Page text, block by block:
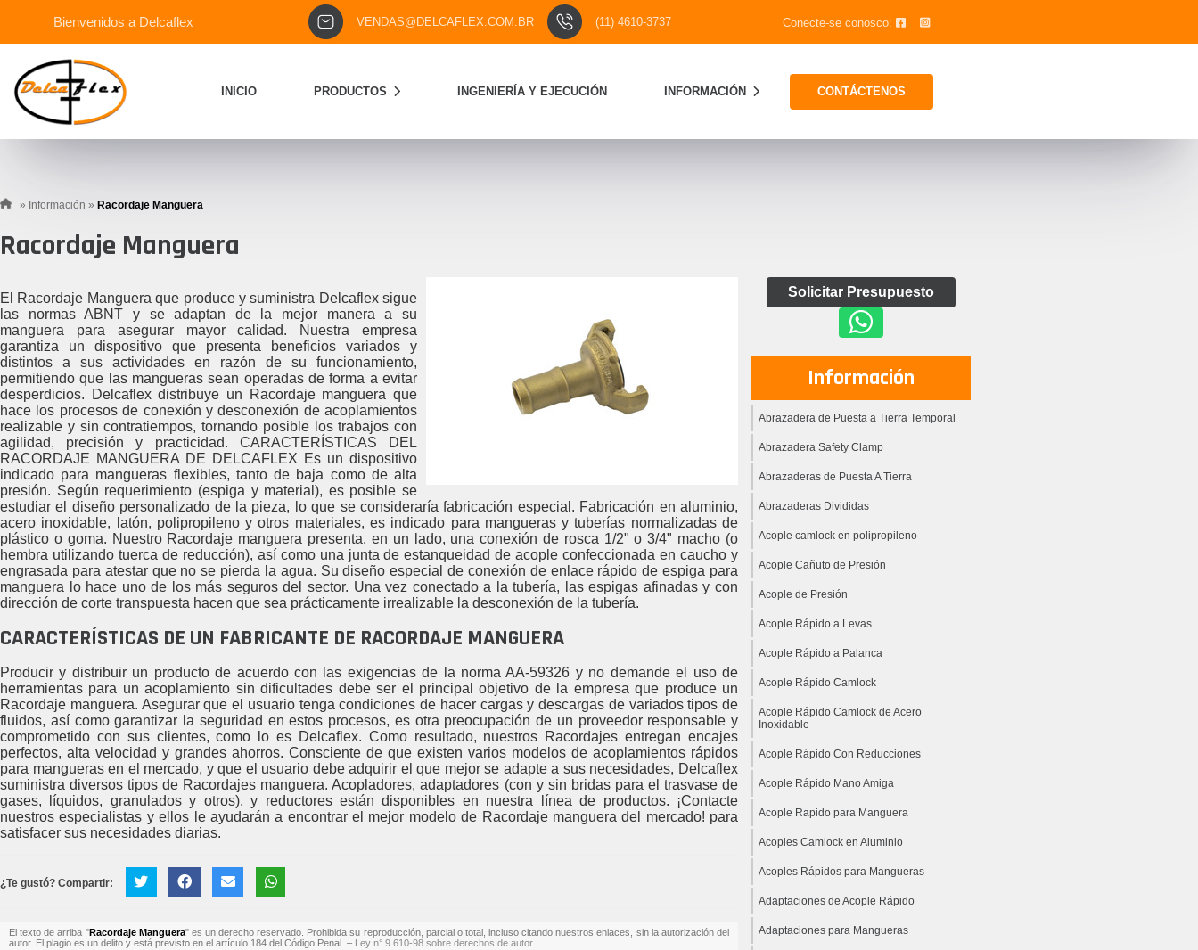
Bienvenidos a Delcaflex VENDAS@DELCAFLEX.COM.BR (11) 4610-3737 Conecte-se conosco:
INICIO PRODUCTOS INGENIERÍA Y EJECUCIÓN INFORMACIÓN CONTÁCTENOS
» Información » Racordaje Manguera
Racordaje Manguera
El Racordaje Manguera que produce y suministra Delcaflex sigue
las normas ABNT y se adaptan de la mejor manera a su
manguera para asegurar mayor calidad. Nuestra empresa
garantiza un dispositivo que presenta beneficios variados y
distintos a sus actividades en razón de su funcionamiento,
permitiendo que las mangueras sean operadas de forma a evitar
desperdicios. Delcaflex distribuye un Racordaje manguera que
hace los procesos de conexión y desconexión de acoplamientos
realizable y sin contratiempos, tornando posible los trabajos con
agilidad, precisión y practicidad. CARACTERÍSTICAS DEL
RACORDAJE MANGUERA DE DELCAFLEX Es un dispositivo
indicado para mangueras flexibles, tanto de baja como de alta
presión. Según requerimiento (espiga y material), es posible se
estudiar el diseño personalizado de la pieza, lo que se consideraría fabricación especial. Fabricación en aluminio,
acero inoxidable, latón, polipropileno y otros materiales, es indicado para mangueras y tuberías normalizadas de
plástico o goma. Nuestro Racordaje manguera presenta, en un lado, una conexión de rosca 1/2" o 3/4" macho (o
hembra utilizando tuerca de reducción), así como una junta de estanqueidad de acople confeccionada en caucho y
engrasada para atestar que no se pierda la agua. Su diseño especial de conexión de enlace rápido de espiga para
manguera lo hace uno de los más seguros del sector. Una vez conectado a la tubería, las espigas afinadas y con
dirección de corte transpuesta hacen que sea prácticamente irrealizable la desconexión de la tubería.
CARACTERÍSTICAS DE UN FABRICANTE DE RACORDAJE MANGUERA
Producir y distribuir un producto de acuerdo con las exigencias de la norma AA-59326 y no demande el uso de
herramientas para un acoplamiento sin dificultades debe ser el principal objetivo de la empresa que produce un
Racordaje manguera. Asegurar que el usuario tenga condiciones de hacer cargas y descargas de variados tipos de
fluidos, así como garantizar la seguridad en estos procesos, es otra preocupación de un proveedor responsable y
comprometido con sus clientes, como lo es Delcaflex. Como resultado, nuestros Racordajes entregan encajes
perfectos, alta velocidad y grandes ahorros. Consciente de que existen varios modelos de acoplamientos rápidos
para mangueras en el mercado, y que el usuario debe adquirir el que mejor se adapte a sus necesidades, Delcaflex
suministra diversos tipos de Racordajes manguera. Acopladores, adaptadores (con y sin bridas para el trasvase de
gases, líquidos, granulados y otros), y reductores están disponibles en nuestra línea de productos. ¡Contacte
nuestros especialistas y ellos le ayudarán a encontrar el mejor modelo de Racordaje manguera del mercado! para
satisfacer sus necesidades diarias.
¿Te gustó? Compartir:
El texto de arriba "Racordaje Manguera" es un derecho reservado. Prohibida su reproducción, parcial o total, incluso citando nuestros enlaces, sin la autorización del
autor. El plagio es un delito y está previsto en el artículo 184 del Código Penal. – Ley n° 9.610-98 sobre derechos de autor.
Solicitar Presupuesto
Información
Abrazadera de Puesta a Tierra Temporal
Abrazadera Safety Clamp
Abrazaderas de Puesta A Tierra
Abrazaderas Divididas
Acople camlock en polipropileno
Acople Cañuto de Presión
Acople de Presión
Acople Rápido a Levas
Acople Rápido a Palanca
Acople Rápido Camlock
Acople Rápido Camlock de Acero
Inoxidable
Acople Rápido Con Reducciones
Acople Rápido Mano Amiga
Acople Rapido para Manguera
Acoples Camlock en Aluminio
Acoples Rápidos para Mangueras
Adaptaciones de Acople Rápido
Adaptaciones para Mangueras